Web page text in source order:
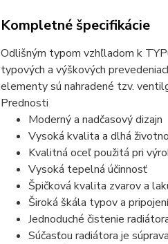
Kompletné špecifikácie
Odlišným typom vzhľladom k
typových a výškových
elementy sú nahradené tzv.
Prednosti
Moderný a nadčasový dizajn
Vysoká kvalita a dlhá
Kvalitná oceľ použitá pri
Vysoká tepelná účinnosť
Špičková kvalita zvarov a
Široká škála typov a pripojení
Jednoduché čistenie
Súčasťou radiátora je